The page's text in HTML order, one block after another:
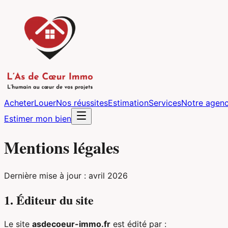
AcheterLouerNos réussitesEstimationServicesNotre
Estimer mon bien
Mentions légales
Dernière mise à jour : avril 2026
1. Éditeur du site
Le site asdecoeur-immo.fr est édité par :